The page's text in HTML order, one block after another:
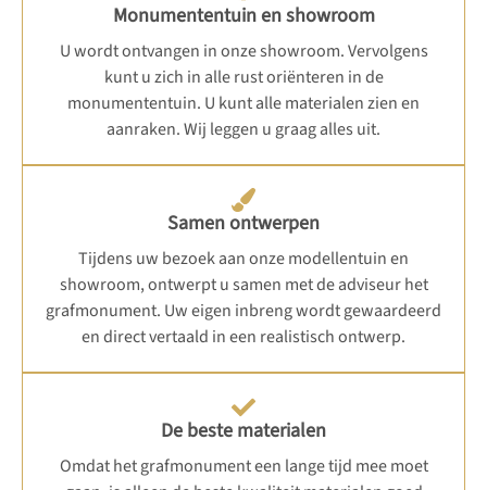
Monumententuin en showroom
U wordt ontvangen in onze showroom. Vervolgens
kunt u zich in alle rust oriënteren in de
monumententuin. U kunt alle materialen zien en
aanraken. Wij leggen u graag alles uit.
Samen ontwerpen
Tijdens uw bezoek aan onze modellentuin en
showroom, ontwerpt u samen met de adviseur het
grafmonument. Uw eigen inbreng wordt gewaardeerd
en direct vertaald in een realistisch ontwerp.
De beste materialen
Omdat het grafmonument een lange tijd mee moet